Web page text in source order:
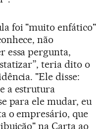
foi "muito enfático"
não
essa pergunta,
teria dito o
"Ele disse:
a estrutura
para ele mudar, eu
o empresário, que
na Carta ao